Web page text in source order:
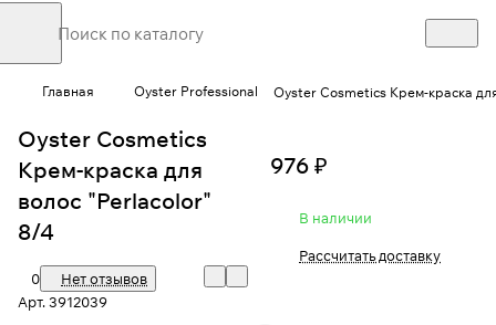
Главная Oyster Professional Oyster Cosmetics Крем-краска
Oyster Cosmetics
Крем-краска для
волос "Perlacolor"
8/4
0
Нет отзывов
Арт.3912039
976 ₽
В наличии
Рассчитать доставку